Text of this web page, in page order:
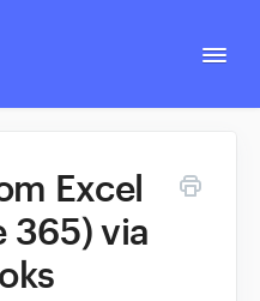
Excel
365) via